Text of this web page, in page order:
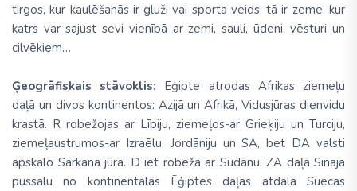
tirgos, kur kaulēšanās ir gluži vai sporta veids; tā ir zeme, kur
katrs var sajust sevi vienībā ar zemi, sauli, ūdeni, vēsturi un
cilvēkiem…
Ģeogrāfiskais stāvoklis: Ēģipte atrodas Āfrikas ziemeļu
daļā un divos kontinentos: Āzijā un Āfrikā, Vidusjūras dienvidu
krastā. R robežojas ar Lībiju, ziemeļos-ar Grieķiju un Turciju,
ziemeļaustrumos-ar Izraēlu, Jordāniju un SA, bet DA valsti
apskalo Sarkanā jūra. D iet robeža ar Sudānu. ZA daļā Sinaja
pussalu no kontinentālās Ēģiptes daļas atdala Suecas